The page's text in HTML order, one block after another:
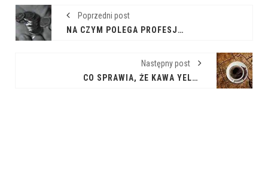
Poprzedni post
NA CZYM POLEGA PROFESJONALNE DORADZTWO TRANSAKCYJNE W POZNANIU?
Następny post
CO SPRAWIA, ŻE KAWA YELLOW BOURBON JEST WYJĄTKOWA?